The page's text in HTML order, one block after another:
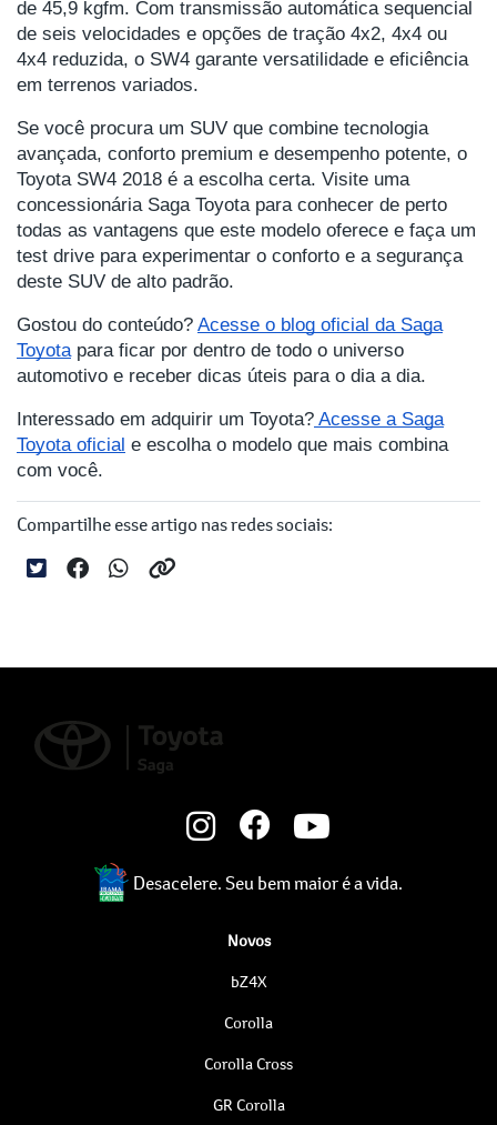
de 45,9 kgfm. Com transmissão automática sequencial
de seis velocidades e opções de tração 4x2, 4x4 ou
4x4 reduzida, o SW4 garante versatilidade e eficiência
em terrenos variados.
Se você procura um SUV que combine tecnologia
avançada, conforto premium e desempenho potente, o
Toyota SW4 2018 é a escolha certa. Visite uma
concessionária Saga Toyota para conhecer de perto
todas as vantagens que este modelo oferece e faça um
test drive para experimentar o conforto e a segurança
deste SUV de alto padrão.
Gostou do conteúdo? Acesse o blog oficial da Saga
Toyota para ficar por dentro de todo o universo
automotivo e receber dicas úteis para o dia a dia.
Interessado em adquirir um Toyota? Acesse a Saga
Toyota oficial e escolha o modelo que mais combina
com você.
Compartilhe esse artigo nas redes sociais:
Desacelere. Seu bem maior é a vida.
Novos
bZ4X
Corolla
Corolla Cross
GR Corolla